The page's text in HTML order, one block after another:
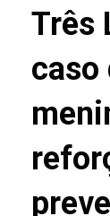
Três
caso